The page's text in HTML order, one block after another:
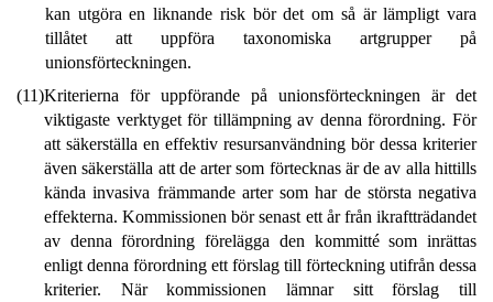
kan utgöra en liknande risk bör det om så är lämpligt vara
tillåtet att uppföra taxonomiska artgrupper på
unionsförteckningen.
(11)Kriterierna för uppförande på unionsförteckningen är det
viktigaste verktyget för tillämpning av denna förordning. För
att säkerställa en effektiv resursanvändning bör dessa kriterier
även säkerställa att de arter som förtecknas är de av alla hittills
kända invasiva främmande arter som har de största negativa
effekterna. Kommissionen bör senast ett år från ikraftträdandet
av denna förordning förelägga den kommitté som inrättas
enligt denna förordning ett förslag till förteckning utifrån dessa
kriterier. När kommissionen lämnar sitt förslag till